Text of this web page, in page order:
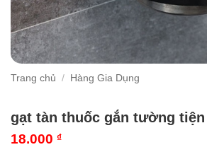
Trang chủ / Hàng Gia Dụng
gạt tàn thuốc gắn tường tiện
18.000 ₫